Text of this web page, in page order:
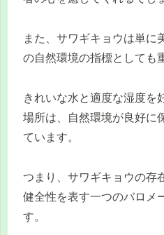
また、サワギキョウは単に
の自然環境の指標としても
きれいな水と適度な湿度を
場所は、自然環境が良好に
ています。
つまり、サワギキョウの存
健全性を表す一つのバロメ
す。